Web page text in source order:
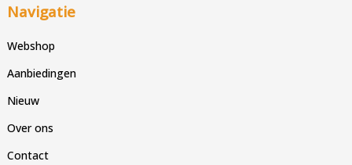
Navigatie
Webshop
Aanbiedingen
Nieuw
Over ons
Contact